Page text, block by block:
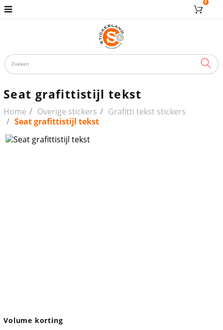
0
Seat grafittistijl tekst
Home Overige stickers
Grafitti tekst stickers
Seat grafittistijl tekst
Volume korting